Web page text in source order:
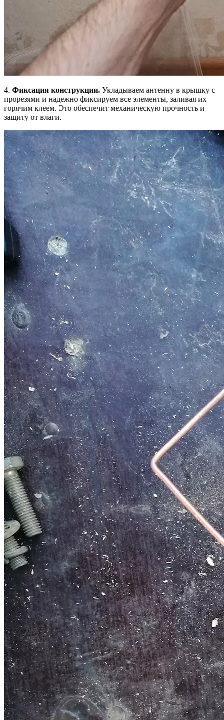
4. Фиксация конструкции. Укладываем антенну в крышку с
прорезями и надежно фиксируем все элементы, заливая их
горячим клеем. Это обеспечит механическую прочность и
защиту от влаги.